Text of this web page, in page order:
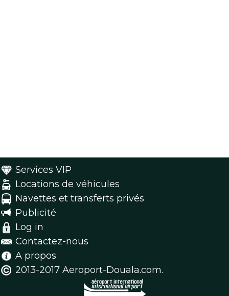
Services VIP
Locations de véhicules
Navettes et transferts privés
Publicité
Log in
Contactez-nous
A propos
2013-2017 Aeroport-Douala.com.